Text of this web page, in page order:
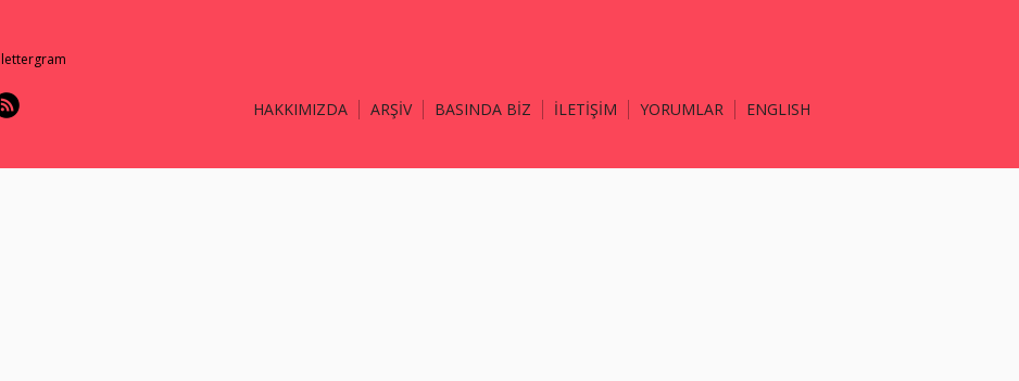
lettergram
HAKKIMIZDA ARŞİV BASINDA BİZ İLETİŞİM YORUMLAR ENGLISH